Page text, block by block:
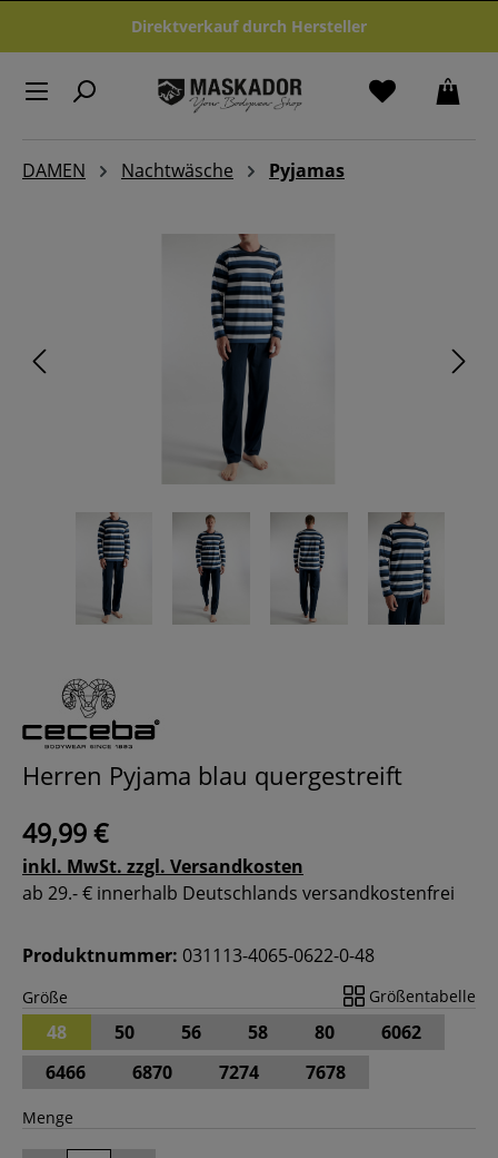
Zum Hauptinhalt springenDirektverkauf durch Hersteller
DAMEN Nachtwäsche Pyjamas
Herren Pyjama blau quergestreift
49,99 €
inkl. MwSt. zzgl. Versandkosten
ab 29.- € innerhalb Deutschlands versandkostenfrei
Produktnummer: 031113-4065-0622-0-48
Größe Größentabelle
48 50 56 58 80
6062
6466
6870 7274 7678
Menge